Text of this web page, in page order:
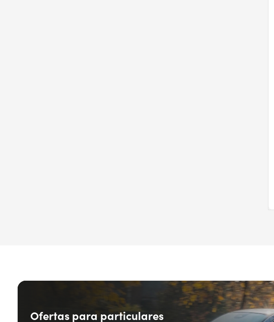
Ofertas para particulares